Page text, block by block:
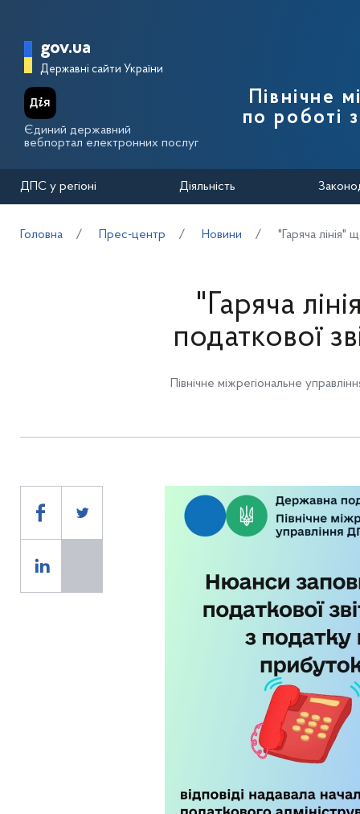
Головна сторінка Державної
gov.ua
Державні сайти України
Єдиний державний
вебпортал електронних послуг
Північне
по роботі
ДПС у регіоні Діяльність
Головна Прес-центр Новини "Гаряча лінія"
"Гаряча
податкової
Північне міжрегіональне